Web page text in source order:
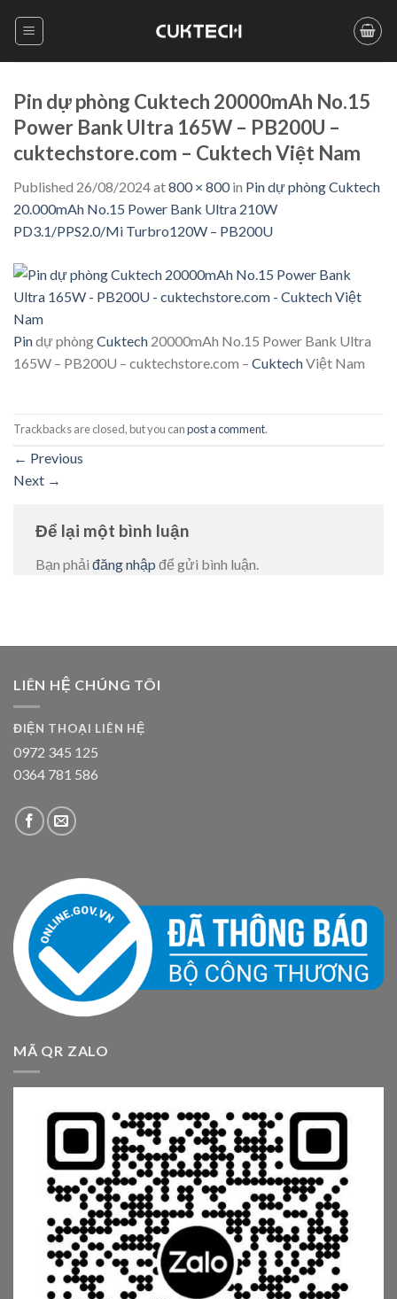
Pin dự phòng Cuktech 20000mAh No.15
Power Bank Ultra 165W – PB200U –
cuktechstore.com – Cuktech Việt Nam
Published 26/08/2024at800 × 800in Pin dự phòng Cuktech
20.000mAh No.15 Power Bank Ultra 210W
PD3.1/PPS2.0/Mi Turbro120W – PB200U
Pindự phòngCuktech 20000mAh No.15 Power Bank Ultra
165W – PB200U – cuktechstore.com – CuktechViệt Nam
Trackbacks are closed, but you canpost a comment.
← Previous
Next →
Để lại một bình luận
Bạn phải đăng nhập để gửi bình luận.
LIÊN HỆ CHÚNG TÔI
ĐIỆN THOẠI LIÊN HỆ
0972 345 125
0364 781 586
MÃ QR ZALO